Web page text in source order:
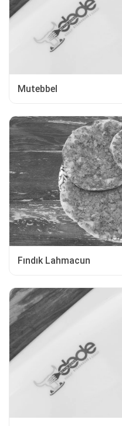
Mutebbel
Fındık Lahmacun